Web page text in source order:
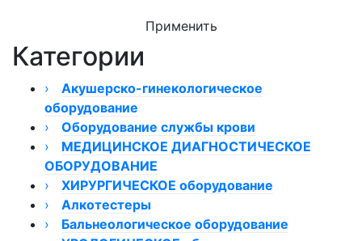
Применить
Категории
›
Акушерско-гинекологическое
оборудование
Кольпоскопы
Кольпоскоп КС-02
Кольпоскопы КС-01
Кольпоскопы модели 050/054
Кольпоскопы КС
Кольпоскопы бинокулярные
Видеокольпоскопы
Гинекологическое оборудование ТРИМА
Мониторы фетальные
Монитор фетальный Сономед
Монитор фетальный ComenStar
Кресла гинекологические
Кресла гинекологические Welle
Фототерапия новорожденных
›
Оборудование службы крови
Размораживатели плазмы
Миксер донорской крови
Аппарат для плазмафереза
Счетчики лейкоцитарной формулы крови
Плазмоэкстрактор
›
МЕДИЦИНСКОЕ ДИАГНОСТИЧЕСКОЕ
ОБОРУДОВАНИЕ
Кардиостимулятор
Вибротестеры
Электроэнцефалографы
›
ХИРУРГИЧЕСКОЕ оборудование
Аппараты электрохирургические
ЭХВЧ и радиоволновые аппараты
Отсасыватели хирургические
›
Алкотестеры
Алкотестеры для медицинского
›
Бальнеологическое оборудование